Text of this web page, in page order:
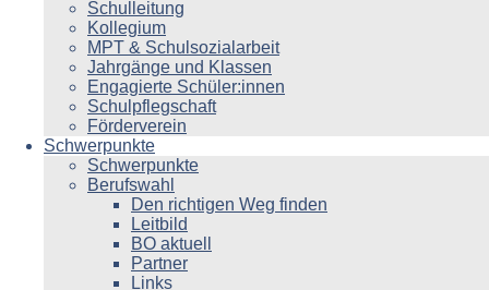
Schulleitung
Kollegium
MPT & Schulsozialarbeit
Jahrgänge und Klassen
Engagierte Schüler:innen
Schulpflegschaft
Förderverein
Schwerpunkte
Schwerpunkte
Berufswahl
Den richtigen Weg finden
Leitbild
BO aktuell
Partner
Links